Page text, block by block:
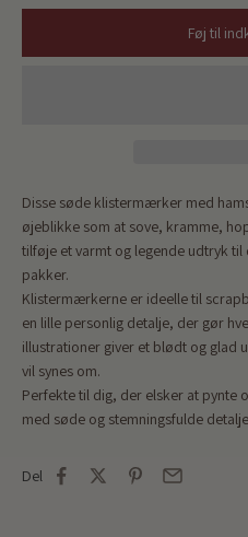
Føj til
Disse søde klistermærker med
øjeblikke som at sove, kramme,
tilføje et varmt og legende udtryk
pakker.
Klistermærkerne er ideelle til
en lille personlig detalje, der gør
illustrationer giver et blødt og glad
vil synes om.
Perfekte til dig, der elsker at pynte
med søde og stemningsfulde
Del